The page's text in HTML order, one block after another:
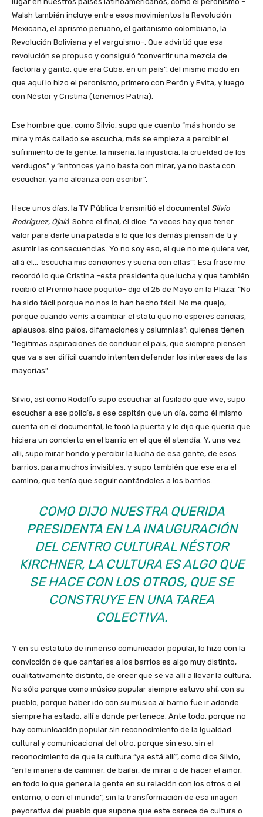
Walsh también incluye entre esos movimientos la Revolución
Mexicana, el aprismo peruano, el gaitanismo colombiano, la
Revolución Boliviana y el varguismo–. Que advirtió que esa
revolución se propuso y consiguió “convertir una mezcla de
factoría y garito, que era Cuba, en un país”, del mismo modo en
que aquí lo hizo el peronismo, primero con Perón y Evita, y luego
con Néstor y Cristina (tenemos Patria).
Ese hombre que, como Silvio, supo que cuanto “más hondo se
mira y más callado se escucha, más se empieza a percibir el
sufrimiento de la gente, la miseria, la injusticia, la crueldad de los
verdugos” y “entonces ya no basta con mirar, ya no basta con
escuchar, ya no alcanza con escribir”.
Hace unos días, la TV Pública transmitió el documental Silvio
Rodríguez, Ojalá. Sobre el final, él dice: “a veces hay que tener
valor para darle una patada a lo que los demás piensan de ti y
asumir las consecuencias. Yo no soy eso, el que no me quiera ver,
allá él… ‘escucha mis canciones y sueña con ellas’”. Esa frase me
recordó lo que Cristina –esta presidenta que lucha y que también
recibió el Premio hace poquito– dijo el 25 de Mayo en la Plaza: “No
ha sido fácil porque no nos lo han hecho fácil. No me quejo,
porque cuando venís a cambiar el statu quo no esperes caricias,
aplausos, sino palos, difamaciones y calumnias”; quienes tienen
“legítimas aspiraciones de conducir el país, que siempre piensen
que va a ser difícil cuando intenten defender los intereses de las
mayorías”.
Silvio, así como Rodolfo supo escuchar al fusilado que vive, supo
escuchar a ese policía, a ese capitán que un día, como él mismo
cuenta en el documental, le tocó la puerta y le dijo que quería que
hiciera un concierto en el barrio en el que él atendía. Y, una vez
allí, supo mirar hondo y percibir la lucha de esa gente, de esos
barrios, para muchos invisibles, y supo también que ese era el
camino, que tenía que seguir cantándoles a los barrios.
COMO DIJO NUESTRA QUERIDA
PRESIDENTA EN LA INAUGURACIÓN
DEL CENTRO CULTURAL NÉSTOR
KIRCHNER, LA CULTURA ES ALGO QUE
SE HACE CON LOS OTROS, QUE SE
CONSTRUYE EN UNA TAREA
COLECTIVA.
Y en su estatuto de inmenso comunicador popular, lo hizo con la
convicción de que cantarles a los barrios es algo muy distinto,
cualitativamente distinto, de creer que se va allí a llevar la cultura.
No sólo porque como músico popular siempre estuvo ahí, con su
pueblo; porque haber ido con su música al barrio fue ir adonde
siempre ha estado, allí a donde pertenece. Ante todo, porque no
hay comunicación popular sin reconocimiento de la igualdad
cultural y comunicacional del otro, porque sin eso, sin el
reconocimiento de que la cultura “ya está allí”, como dice Silvio,
“en la manera de caminar, de bailar, de mirar o de hacer el amor,
en todo lo que genera la gente en su relación con los otros o el
entorno, o con el mundo”, sin la transformación de esa imagen
peyorativa del pueblo que supone que este carece de cultura o